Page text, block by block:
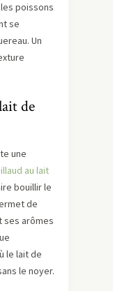
poissons
se
Un
de
une
au lait
bouillir le
de
ses arômes
le lait de
le noyer.